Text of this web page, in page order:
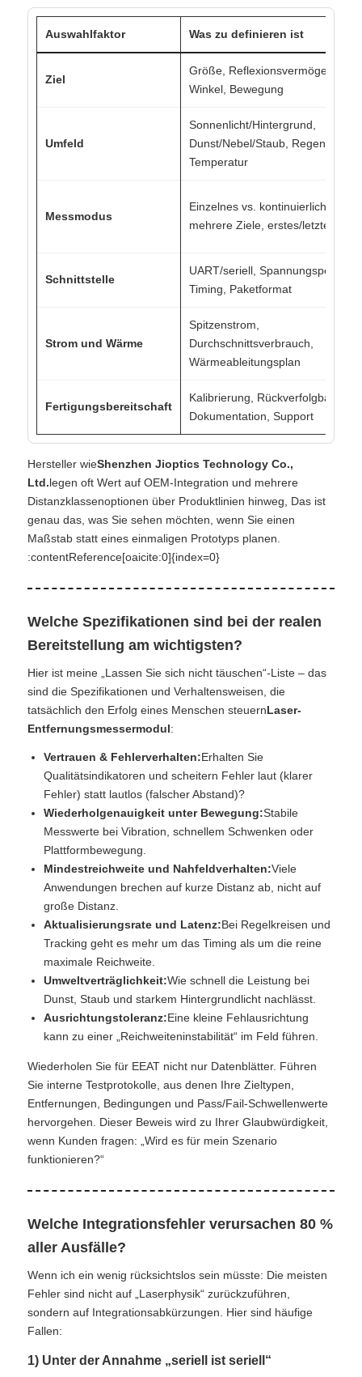
Auswahlfaktor Was zu definieren ist
Ziel
Größe, Reflexionsvermögen,
Winkel, Bewegung
Umfeld
Sonnenlicht/Hintergrund,
Dunst/Nebel/Staub, Regen,
Temperatur
Messmodus
Einzelnes vs. kontinuierliches,
mehrere Ziele, erstes/letztes Ziel
Schnittstelle
UART/seriell, Spannungspegel,
Timing, Paketformat
Strom und Wärme
Spitzenstrom,
Durchschnittsverbrauch,
Wärmeableitungsplan
Fertigungsbereitschaft
Kalibrierung, Rückverfolgbarkeit,
Dokumentation, Support
Hersteller wieShenzhen Jioptics Technology Co.,
Ltd.legen oft Wert auf OEM-Integration und mehrere
Distanzklassenoptionen über Produktlinien hinweg, Das ist
genau das, was Sie sehen möchten, wenn Sie einen
Maßstab statt eines einmaligen Prototyps planen.
:contentReference[oaicite:0]{index=0}
Welche Spezifikationen sind bei der realen
Bereitstellung am wichtigsten?
Hier ist meine „Lassen Sie sich nicht täuschen“-Liste – das
sind die Spezifikationen und Verhaltensweisen, die
tatsächlich den Erfolg eines Menschen steuernLaser-
Entfernungsmessermodul:
Vertrauen & Fehlerverhalten:Erhalten Sie
Qualitätsindikatoren und scheitern Fehler laut (klarer
Fehler) statt lautlos (falscher Abstand)?
Wiederholgenauigkeit unter Bewegung:Stabile
Messwerte bei Vibration, schnellem Schwenken oder
Plattformbewegung.
Mindestreichweite und Nahfeldverhalten:Viele
Anwendungen brechen auf kurze Distanz ab, nicht auf
große Distanz.
Aktualisierungsrate und Latenz:Bei Regelkreisen und
Tracking geht es mehr um das Timing als um die reine
maximale Reichweite.
Umweltverträglichkeit:Wie schnell die Leistung bei
Dunst, Staub und starkem Hintergrundlicht nachlässt.
Ausrichtungstoleranz:Eine kleine Fehlausrichtung
kann zu einer „Reichweiteninstabilität“ im Feld führen.
Wiederholen Sie für EEAT nicht nur Datenblätter. Führen
Sie interne Testprotokolle, aus denen Ihre Zieltypen,
Entfernungen, Bedingungen und Pass/Fail-Schwellenwerte
hervorgehen. Dieser Beweis wird zu Ihrer Glaubwürdigkeit,
wenn Kunden fragen: „Wird es für mein Szenario
funktionieren?“
Welche Integrationsfehler verursachen 80 %
aller Ausfälle?
Wenn ich ein wenig rücksichtslos sein müsste: Die meisten
Fehler sind nicht auf „Laserphysik“ zurückzuführen,
sondern auf Integrationsabkürzungen. Hier sind häufige
Fallen:
1) Unter der Annahme „seriell ist seriell“